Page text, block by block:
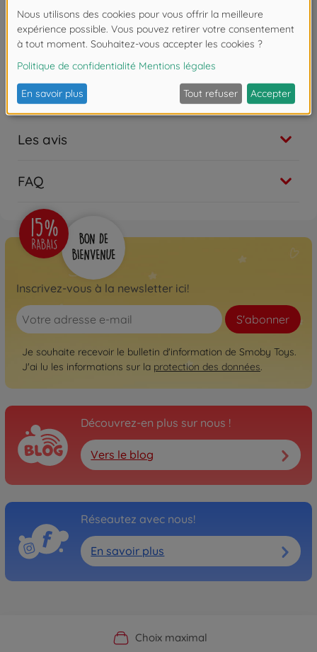
Les avis
FAQ
Inscrivez-vous à la newsletter ici!
S'abonner
Je souhaite recevoir le bulletin d'information de Smoby Toys.
J'ai lu les informations sur la protection des données.
Découvrez-en plus sur nous !
Vers le blog
Réseautez avec nous!
En savoir plus
Boutique officielle du fabricant
Choix maximal
Service personnalisé
Livraison rapide